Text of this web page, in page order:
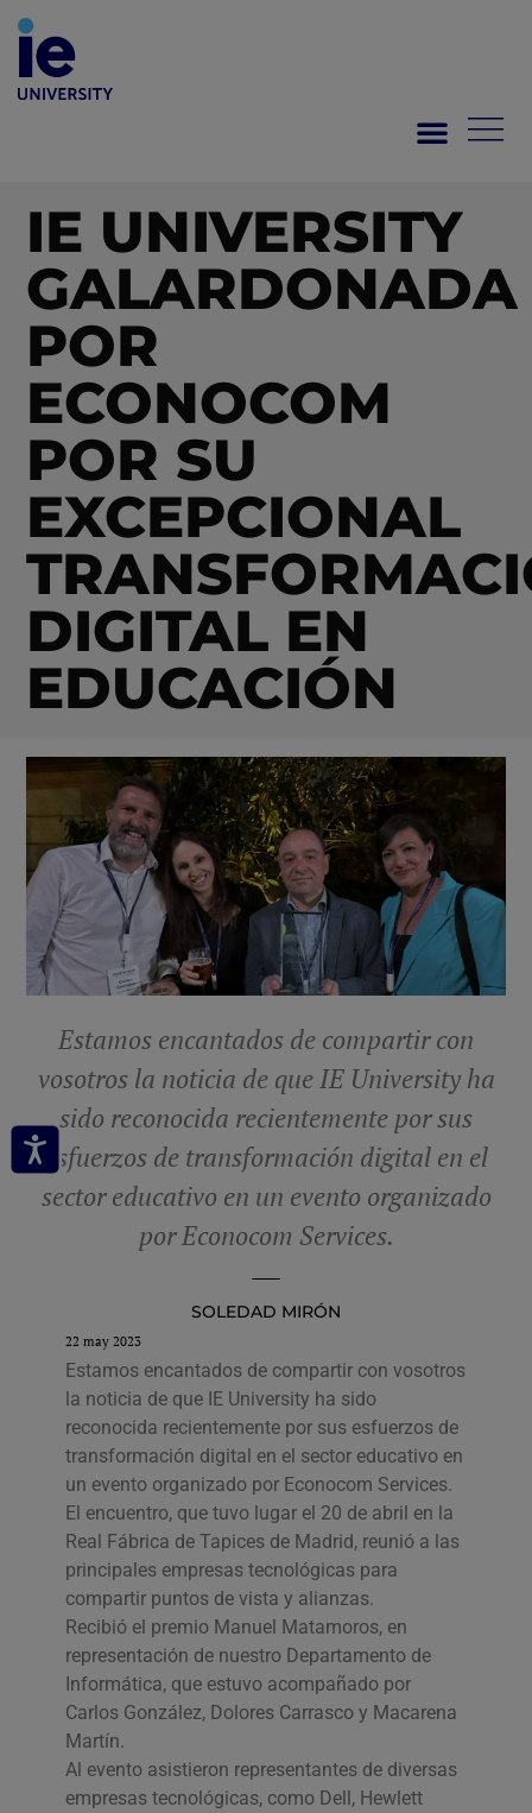
IE UNIVERSITY
GALARDONADA
POR
ECONOCOM
POR SU
EXCEPCIONAL
DIGITAL EN
EDUCACIÓN
Estamos encantados de compartir con
vosotros la noticia de que IE University ha
sido reconocida recientemente por sus
esfuerzos de transformación digital en el
sector educativo en un evento organizado
por Econocom Services.
SOLEDAD MIRÓN
22 may 2023
Estamos encantados de compartir con vosotros
la noticia de que IE University ha sido
reconocida recientemente por sus esfuerzos de
transformación digital en el sector educativo en
un evento organizado por Econocom Services.
El encuentro, que tuvo lugar el 20 de abril en la
Real Fábrica de Tapices de Madrid, reunió a las
principales empresas tecnológicas para
compartir puntos de vista y alianzas.
Recibió el premio Manuel Matamoros, en
representación de nuestro Departamento de
Informática, que estuvo acompañado por
Carlos González, Dolores Carrasco y Macarena
Martín.
Al evento asistieron representantes de diversas
empresas tecnológicas, como Dell, Hewlett